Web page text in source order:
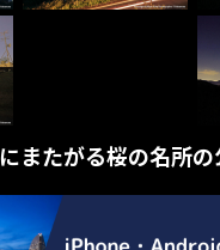
またがる桜の名所の